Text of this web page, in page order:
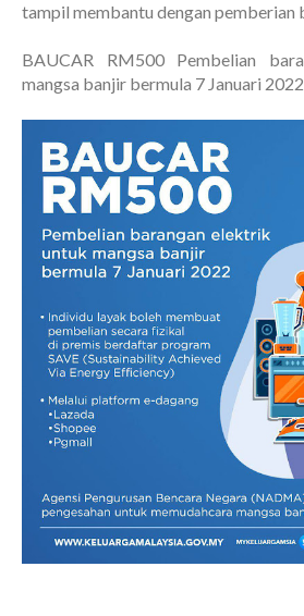
tampil membantu dengan pemberian
BAUCAR RM500 Pembelian
mangsa banjir bermula 7 Januari 2022